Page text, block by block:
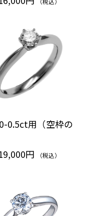
0.5ct用（空枠の
円
（税込）